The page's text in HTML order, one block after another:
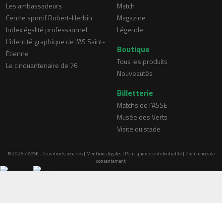
Les ambassadeurs
Centre sportif Robert-Herbin
Index égalité professionnel
L'identité graphique de l'AS Saint-
Étienne
Le cinquantenaire de 76
Match
Magazine
Légende
Boutique
Tous les produits
Nouveautés
Billetterie
Matchs de l'ASSE
Musée des Verts
Visite du stade
© 2026 / ASSE - Tous droits réservés | Mentions légales| Politique de confidentialité| Préférences de
consentement